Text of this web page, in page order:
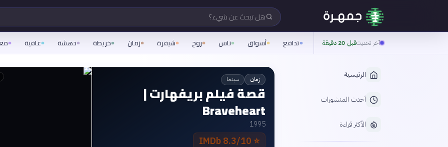
هل تبحث عن شيء؟
آخر تحديثقبل 20 دقيقة تدافع أسواق ناس روح شيفرة زمان خريطة دهشة عافية
الرئيسية
أحدث المنشورات
الأكثر قراءة
زمان سينما
قصة فيلم بريفهارت |
Braveheart
1995
⭐
8.3/10 IMDb